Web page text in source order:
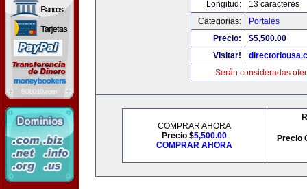
Longitud:
13 caracteres
Categorias:
Portales
Precio:
$5,500.00
Visitar!
Serán consideradas
COMPRAR AHORA
Precio $5,500.00
COMPRAR AHORA
Precio